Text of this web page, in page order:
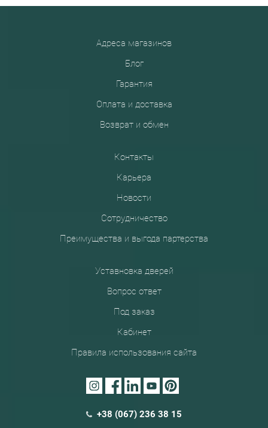
Адреса магазинов
Блог
Гарантия
Оплата и доставка
Возврат и обмен
Контакты
Карьера
Новости
Сотрудничество
Преимущества и выгода партерства
Уставновка дверей
Вопрос ответ
Под заказ
Кабинет
Правила использования сайта
+38 (067) 236 38 15